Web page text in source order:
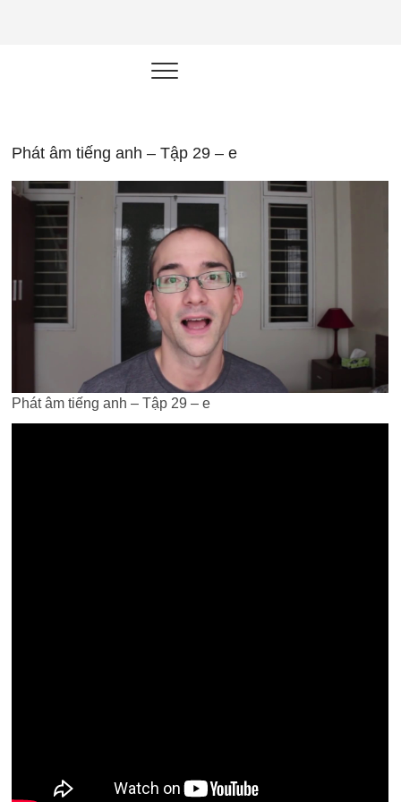
năng lực cá
nhân trong
thời đại AI
Phát âm tiếng anh – Tập 29 – e
Phát âm tiếng anh – Tập 29 – e